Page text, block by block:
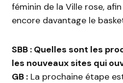
féminin de la Ville rose,
encore davantage le
SBB : Quelles sont les
les nouveaux sites qui
GB : La prochaine étape